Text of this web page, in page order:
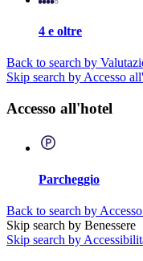
4 e oltre
Back to search by
Skip search by Accesso
Accesso all'hotel
Parcheggio
Back to search by
Skip search by Benessere
Skip search by